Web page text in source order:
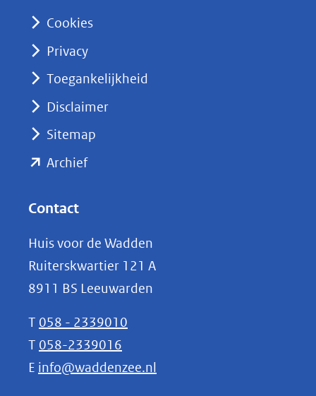
nieuw
naar
Cookies
Privacy
Toegankelijkheid
Disclaimer
Sitemap
Archief(opent
(verwijst
naar
een
andere
website)
Contact
Huis voor de Wadden
Ruiterskwartier 121 A
8911 BS Leeuwarden
T 058 - 2339010
T 058-2339016
E info@waddenzee.nl